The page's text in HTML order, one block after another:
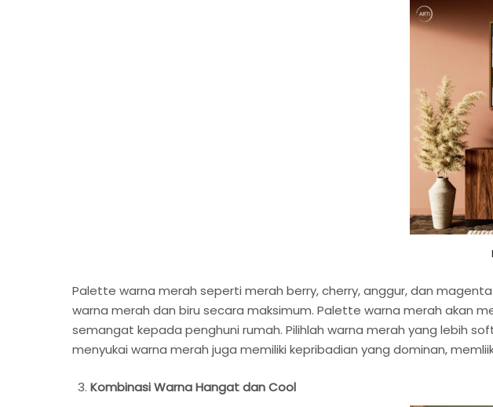
Palette warna merah seperti merah berry, cherry, anggur, dan
warna merah dan biru secara maksimum. Palette warna merah akan
semangat kepada penghuni rumah. Pilihlah warna merah yang lebih
menyukai warna merah juga memiliki kepribadian yang dominan,
Kombinasi Warna Hangat dan Cool